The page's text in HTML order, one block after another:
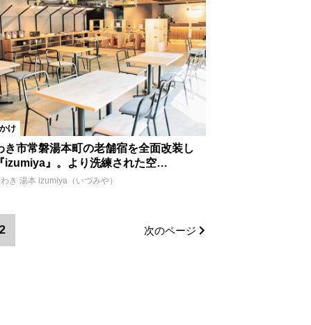
け
き市常磐湯本町の老舗宿を全面改装し
izumiya』。より洗練された空…
き 湯本 izumiya（いづみや）
次のページ